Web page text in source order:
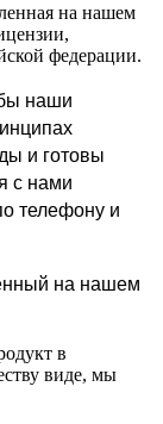
на нашем
федерации.
наши
и готовы
с нами
телефону и
на нашем
в
виде, мы